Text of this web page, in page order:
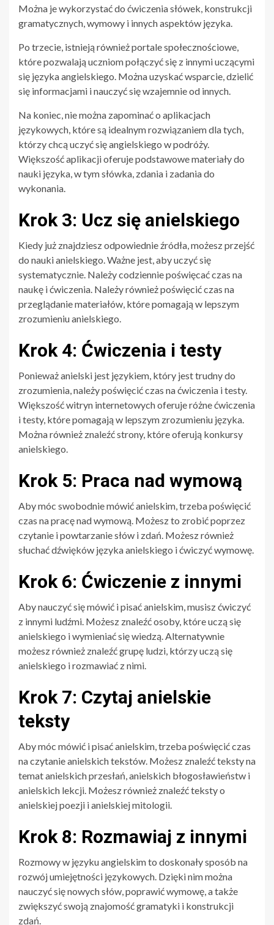
Można je wykorzystać do ćwiczenia słówek, konstrukcji
gramatycznych, wymowy i innych aspektów języka.
Po trzecie, istnieją również portale społecznościowe,
które pozwalają uczniom połączyć się z innymi uczącymi
się języka angielskiego. Można uzyskać wsparcie, dzielić
się informacjami i nauczyć się wzajemnie od innych.
Na koniec, nie można zapominać o aplikacjach
językowych, które są idealnym rozwiązaniem dla tych,
którzy chcą uczyć się angielskiego w podróży.
Większość aplikacji oferuje podstawowe materiały do
nauki języka, w tym słówka, zdania i zadania do
wykonania.
Krok 3: Ucz się anielskiego
Kiedy już znajdziesz odpowiednie źródła, możesz przejść
do nauki anielskiego. Ważne jest, aby uczyć się
systematycznie. Należy codziennie poświęcać czas na
naukę i ćwiczenia. Należy również poświęcić czas na
przeglądanie materiałów, które pomagają w lepszym
zrozumieniu anielskiego.
Krok 4: Ćwiczenia i testy
Ponieważ anielski jest językiem, który jest trudny do
zrozumienia, należy poświęcić czas na ćwiczenia i testy.
Większość witryn internetowych oferuje różne ćwiczenia
i testy, które pomagają w lepszym zrozumieniu języka.
Można również znaleźć strony, które oferują konkursy
anielskiego.
Krok 5: Praca nad wymową
Aby móc swobodnie mówić anielskim, trzeba poświęcić
czas na pracę nad wymową. Możesz to zrobić poprzez
czytanie i powtarzanie słów i zdań. Możesz również
słuchać dźwięków języka anielskiego i ćwiczyć wymowę.
Krok 6: Ćwiczenie z innymi
Aby nauczyć się mówić i pisać anielskim, musisz ćwiczyć
z innymi ludźmi. Możesz znaleźć osoby, które uczą się
anielskiego i wymieniać się wiedzą. Alternatywnie
możesz również znaleźć grupę ludzi, którzy uczą się
anielskiego i rozmawiać z nimi.
Krok 7: Czytaj anielskie
teksty
Aby móc mówić i pisać anielskim, trzeba poświęcić czas
na czytanie anielskich tekstów. Możesz znaleźć teksty na
temat anielskich przesłań, anielskich błogosławieństw i
anielskich lekcji. Możesz również znaleźć teksty o
anielskiej poezji i anielskiej mitologii.
Krok 8: Rozmawiaj z innymi
Rozmowy w języku angielskim to doskonały sposób na
rozwój umiejętności językowych. Dzięki nim można
nauczyć się nowych słów, poprawić wymowę, a także
zwiększyć swoją znajomość gramatyki i konstrukcji
zdań.